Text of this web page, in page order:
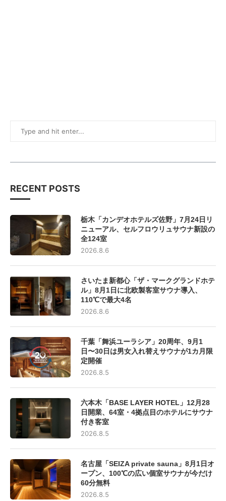
RECENT POSTS
栃木「カンデオホテルズ佐野」7月24日リ
ニューアル、セルフロウリュサウナ新設の
全124室
2026.8.6
さいたま新都心「ザ・マークグランドホテ
ル」8月1日に北欧製客室サウナ導入、
110℃で最大4名
2026.8.6
千葉「舞浜ユーラシア」20周年、9月1
日〜30日は男女入れ替えサウナが1カ月限
定開催
2026.8.5
六本木「BASE LAYER HOTEL」12月28
日開業、64室・4拠点目のホテルにサウナ
付き客室
2026.8.5
名古屋「SEIZA private sauna」8月1日オ
ープン、100℃の広い個室サウナが今だけ
60分無料
2026.8.5